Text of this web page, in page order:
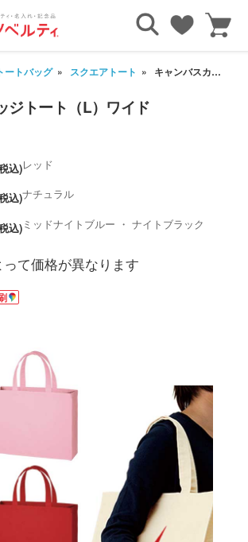
ートバッグ スクエアトート キャンバスカレッジトート（L）ワイド
ジトート（L）ワイド
込)レッド
込)ナチュラル
込)ミッドナイトブルー ・ ナイトブラック
て価格が異なります